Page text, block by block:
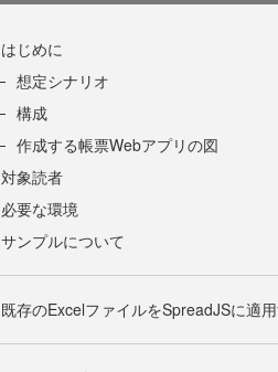
はじめに
想定シナリオ
構成
作成する帳票Webアプリの図
対象読者
必要な環境
サンプルについて
既存のExcelファイルをSpreadJSに適